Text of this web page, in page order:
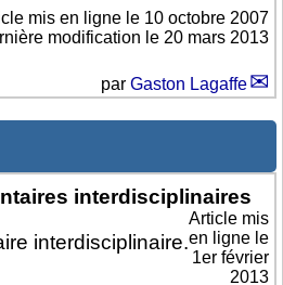
mis en ligne le 10 octobre 2007
modification le 20 mars 2013
par Gaston Lagaffe
interdisciplinaires
interdisciplinaire.
Article mis
en ligne le
1er février
2013